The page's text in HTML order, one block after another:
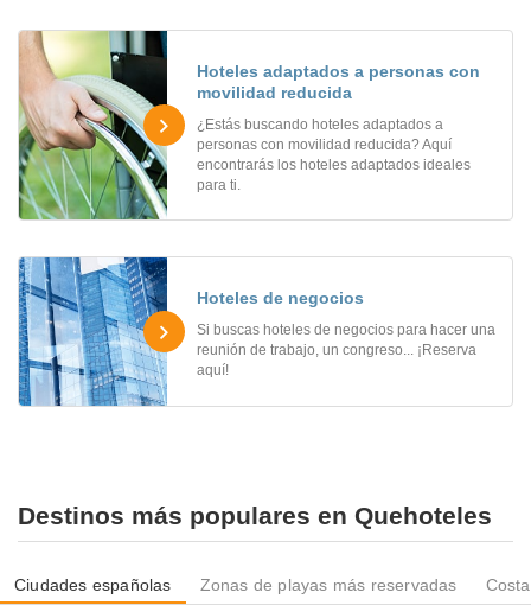
Hoteles adaptados a personas con
movilidad reducida
¿Estás buscando hoteles adaptados a
personas con movilidad reducida? Aquí
encontrarás los hoteles adaptados ideales
para ti.
Hoteles de negocios
Si buscas hoteles de negocios para hacer una
reunión de trabajo, un congreso... ¡Reserva
aquí!
Destinos más populares en Quehoteles
Ciudades españolas Zonas de playas más reservadas